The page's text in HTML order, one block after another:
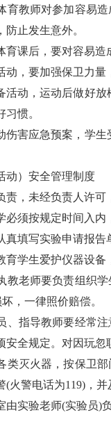
育教师对参加容易
止发生意外。
育课后，要对容易造
动，要加强保卫力量
活动，运动后做好
惯。
伤害应急预案，学
动）安全管理制度
责，未经负责人许可
必须按规定时间入内
真填写实验申请报
育学生爱护仪器设备
教老师要负责组织
，一律照价赔偿。
、指导教师要经常
安全规定。对因玩忽
类灭火器，按保卫
火警电话为119)，
由实验老师(实验员)